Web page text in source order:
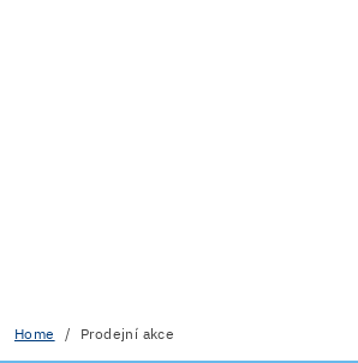
Home Prodejní akce